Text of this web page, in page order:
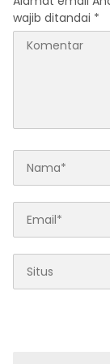
wajib ditandai *